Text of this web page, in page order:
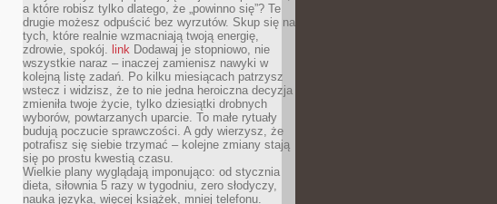
a które robisz tylko dlatego, że „powinno się”? Te
drugie możesz odpuścić bez wyrzutów. Skup się na
tych, które realnie wzmacniają twoją energię,
zdrowie, spokój. link Dodawaj je stopniowo, nie
wszystkie naraz – inaczej zamienisz nawyki w
kolejną listę zadań. Po kilku miesiącach patrzysz
wstecz i widzisz, że to nie jedna heroiczna decyzja
zmieniła twoje życie, tylko dziesiątki drobnych
wyborów, powtarzanych uparcie. To małe rytuały
budują poczucie sprawczości. A gdy wierzysz, że
potrafisz się siebie trzymać – kolejne zmiany stają
się po prostu kwestią czasu.
Wielkie plany wyglądają imponująco: od stycznia
dieta, siłownia 5 razy w tygodniu, zero słodyczy,
nauka języka, więcej książek, mniej telefonu.